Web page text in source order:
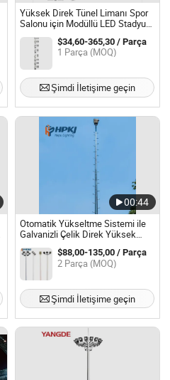
Yüksek Direk Tünel Limanı Spor
Salonu için Modüllü LED Stadyum
Aydınlatması 200W-2000W Proje
CE SAA ETL CB Iecee
$34,60-365,30 / Parça
1 Parça (MOQ)
Şimdi İletişime geçin
00:44
Otomatik Yükseltme Sistemi ile
Galvanizli Çelik Direk Yüksek
Aydınlatma
$88,00-135,00 / Parça
2 Parça (MOQ)
Şimdi İletişime geçin